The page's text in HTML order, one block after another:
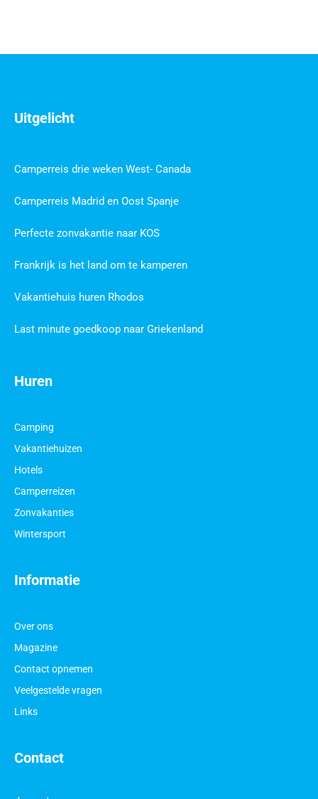
Contact
Informatie
Over ons
Magazine
Contact opnemen
Veelgestelde vragen
Links
Huren
Camping
Vakantiehuizen
Hotels
Camperreizen
Zonvakanties
Wintersport
Uitgelicht
Camperreis drie weken West- Canada
Camperreis Madrid en Oost Spanje
Perfecte zonvakantie naar KOS
Frankrijk is het land om te kamperen
Vakantiehuis huren Rhodos
Last minute goedkoop naar Griekenland